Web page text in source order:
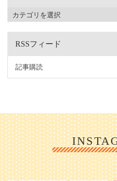
RSSフィード
記事購読